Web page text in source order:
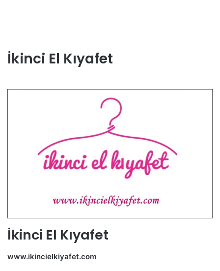
İkinci El Kıyafet
İkinci El Kıyafet
www.ikincielkiyafet.com